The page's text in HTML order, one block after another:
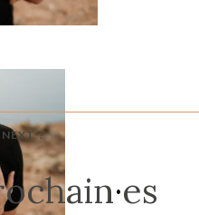
?
·es